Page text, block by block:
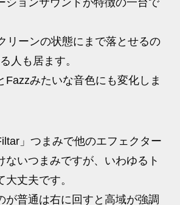
リーンの状態にまで落とせるの
人も居ます。
Fazzみたいな音色にも変化しま
」つまみで他のエフェクター
ないつまみですが、いわゆるト
丈夫です。
が普通は右に回すと高域が強調